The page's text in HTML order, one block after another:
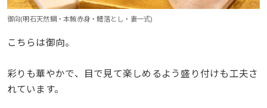
御向(明石天然鯛・本鮪赤身・鱧落とし・妻一式)
こちらは御向。
彩りも華やかで、目で見て楽しめるよう盛り付けも工夫さ
れています。